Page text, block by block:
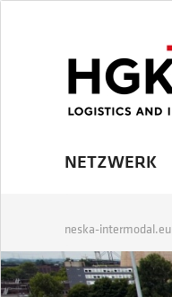
NETZWERK
neska-intermodal.eu